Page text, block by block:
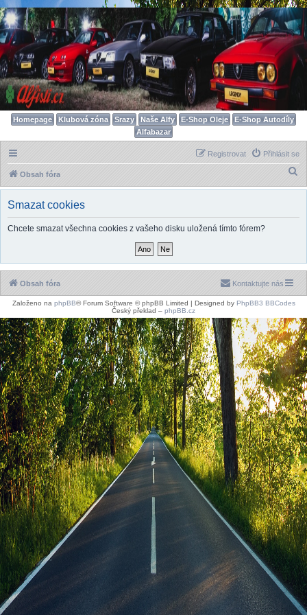
Homepage Klubová zóna Srazy Naše Alfy E-Shop Oleje
E-Shop Autodíly
Alfabazar
Přihlásit se
Registrovat
Obsah fóra
l
Smazat cookies
Chcete smazat všechna cookies z vašeho disku uložená tímto fórem?
Obsah fóra Kontaktujte nás
Založeno na phpBB® Forum Software © phpBB Limited | Designed by PhpBB3 BBCodes
Český překlad – phpBB.cz